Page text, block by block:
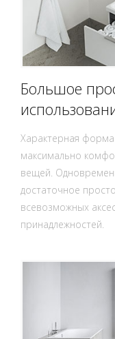
Большое
Характерная форма
максимально
вещей.
достаточное
всевозможных
принадлежностей.